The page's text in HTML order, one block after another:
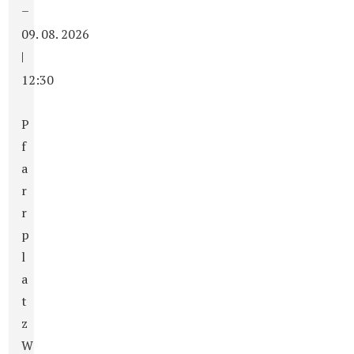
–
09. 08. 2026
|
12:30
P
f
a
r
r
p
l
a
t
z
W